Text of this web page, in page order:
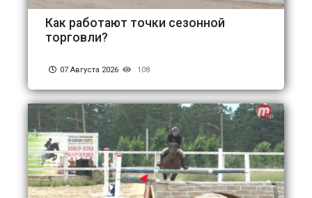
Как работают точки сезонной
торговли?
07 Августа 2026 108